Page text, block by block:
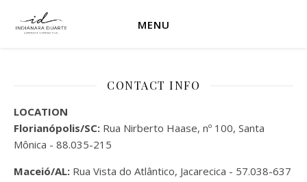
MENU
CONTACT INFO
LOCATION
Florianópolis/SC: Rua Nirberto Haase, nº 100, Santa
Mônica - 88.035-215
Maceió/AL: Rua Vista do Atlântico, Jacarecica - 57.038-637